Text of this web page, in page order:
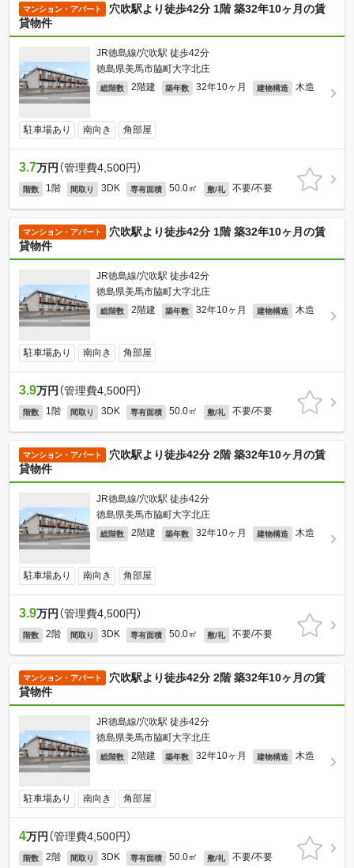
マンション・アパート
穴吹駅より徒歩42分 1階 築32年10ヶ月の賃
貸物件
JR徳島線/穴吹駅 徒歩42分
徳島県美馬市脇町大字北庄
総階数 2階建 築年数 32年10ヶ月 建物構造 木造
駐車場あり 南向き 角部屋
3.7万円 （管理費4,500円）
階数 1階 間取り 3DK 専有面積 50.0㎡ 敷/礼 不要/不要
マンション・アパート
穴吹駅より徒歩42分 1階 築32年10ヶ月の賃
貸物件
JR徳島線/穴吹駅 徒歩42分
徳島県美馬市脇町大字北庄
総階数 2階建 築年数 32年10ヶ月 建物構造 木造
駐車場あり 南向き 角部屋
3.9万円 （管理費4,500円）
階数 1階 間取り 3DK 専有面積 50.0㎡ 敷/礼 不要/不要
マンション・アパート
穴吹駅より徒歩42分 2階 築32年10ヶ月の賃
貸物件
JR徳島線/穴吹駅 徒歩42分
徳島県美馬市脇町大字北庄
総階数 2階建 築年数 32年10ヶ月 建物構造 木造
駐車場あり 南向き 角部屋
3.9万円 （管理費4,500円）
階数 2階 間取り 3DK 専有面積 50.0㎡ 敷/礼 不要/不要
マンション・アパート
穴吹駅より徒歩42分 2階 築32年10ヶ月の賃
貸物件
JR徳島線/穴吹駅 徒歩42分
徳島県美馬市脇町大字北庄
総階数 2階建 築年数 32年10ヶ月 建物構造 木造
駐車場あり 南向き 角部屋
4万円 （管理費4,500円）
階数 2階 間取り 3DK 専有面積 50.0㎡ 敷/礼 不要/不要